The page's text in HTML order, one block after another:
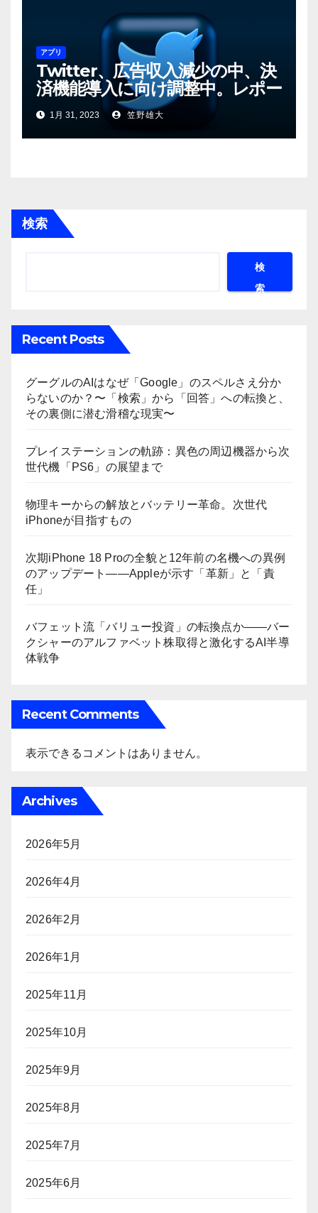
アプリ
Twitter、広告収入減少の中、決
済機能導入に向け調整中。レポー
ト1月 31, 2023 笠野雄大
検索
検
索
Recent Posts
グーグルのAIはなぜ「Google」のスペルさえ分か
らないのか？〜「検索」から「回答」への転換と、
その裏側に潜む滑稽な現実〜
プレイステーションの軌跡：異色の周辺機器から次
世代機「PS6」の展望まで
物理キーからの解放とバッテリー革命。次世代
iPhoneが目指すもの
次期iPhone 18 Proの全貌と12年前の名機への異例
のアップデート——Appleが示す「革新」と「責
任」
バフェット流「バリュー投資」の転換点か――バー
クシャーのアルファベット株取得と激化するAI半導
体戦争
Recent Comments
表示できるコメントはありません。
Archives
2026年5月
2026年4月
2026年2月
2026年1月
2025年11月
2025年10月
2025年9月
2025年8月
2025年7月
2025年6月